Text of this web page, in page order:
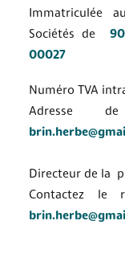
Immatriculée
Sociétés de
00027
Numéro TVA
Adresse
Directeur de la
Contactez le